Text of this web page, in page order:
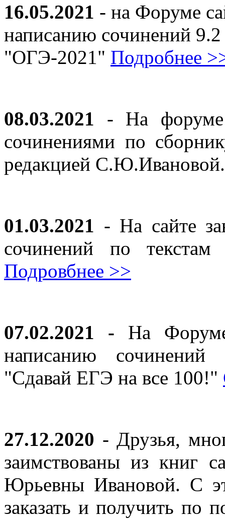
16.05.2021 - на Форуме
написанию сочинений
"ОГЭ-2021" Подробнее
08.03.2021 - На форуме
сочинениями по
редакцией
01.03.2021 - На сайте
сочинений по
Подровбнее >>
07.02.2021 - На
написанию
"Сдавай ЕГЭ на все 100!"
27.12.2020 - Друзья,
заимствованы из книг
Юрьевны Ивановой. С
заказать и получить по